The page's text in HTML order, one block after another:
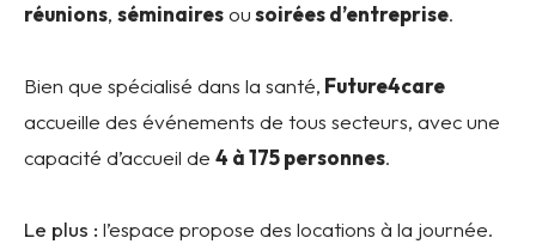
réunions, séminairesousoirées d’entreprise.
Bien que spécialisé dans la santé, Future4care
accueille des événements de tous secteurs, avec une
capacité d’accueil de 4 à 175 personnes.
Le plus : l’espace propose des locations à la journée.